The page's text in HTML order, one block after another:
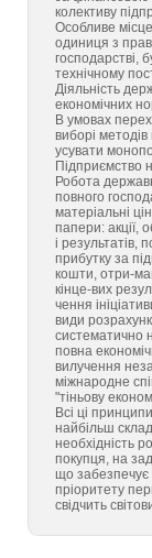
колективу
Особливе
одиниця з
господарстві,
технічному
Діяльність
економічних
В умовах
виборі
усувати
Підприємство
Робота
повного
матеріальні
папери: акції,
і результатів,
прибутку за
кошти, отри-
кінце-вих
чення
види
систематично
повна
вилучення
міжнародне
"тіньову
Всі ці
найбільш
необхідність
покупця, на
що забезпечує
пріоритету
свідчить